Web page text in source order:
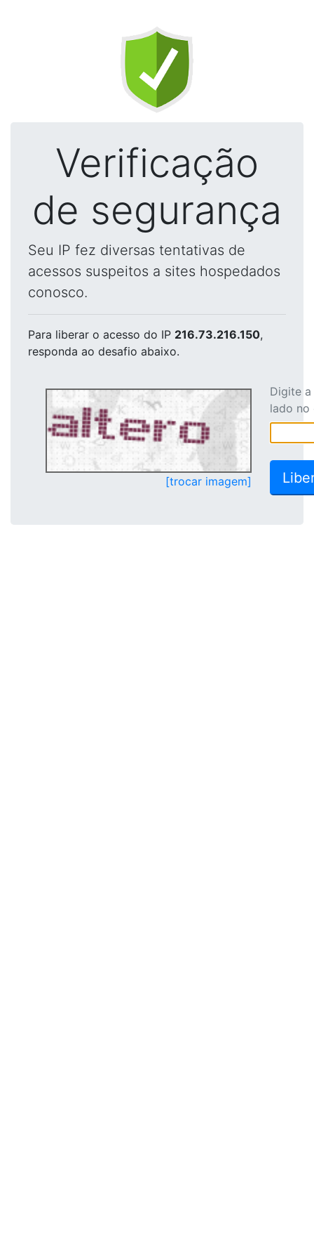
Verificação
de segurança
Seu IP fez diversas tentativas de
acessos suspeitos a sites hospedados
conosco.
Para liberar o acesso do IP 216.73.216.150,
responda ao desafio abaixo.
[trocar imagem]
Digite
lado no